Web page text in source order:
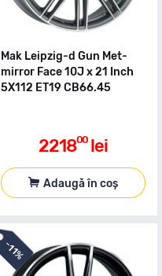
Mak Leipzig-d Gun Met-
mirror Face 10J x 21 Inch
5X112 ET19 CB66.45
221800 lei
Adaugă în coș
-11%